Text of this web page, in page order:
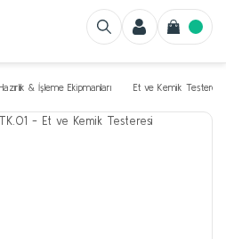
& İşleme Ekipmanları Et ve Kemik